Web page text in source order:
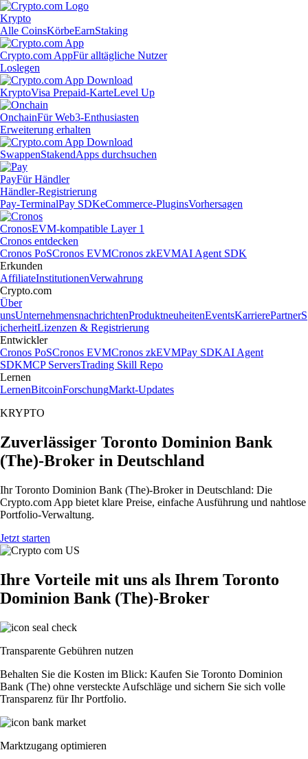
Krypto
Alle CoinsKörbeEarnStaking
Crypto.com AppFür alltägliche Nutzer
Loslegen
KryptoVisa Prepaid-KarteLevel Up
OnchainFür Web3-Enthusiasten
Erweiterung erhalten
SwappenStakendApps durchsuchen
PayFür Händler
Händler-Registrierung
Pay-TerminalPay SDKeCommerce-PluginsVorhersagen
CronosEVM-kompatible Layer 1
Cronos entdecken
Cronos PoSCronos EVMCronos zkEVMAI Agent SDK
Erkunden
AffiliateInstitutionenVerwahrung
Crypto.com
Über
unsUnternehmensnachrichtenProduktneuheitenEventsKarrierePartnerS
icherheitLizenzen & Registrierung
Entwickler
Cronos PoSCronos EVMCronos zkEVMPay SDKAI Agent
SDKMCP ServersTrading Skill Repo
Lernen
LernenBitcoinForschungMarkt-Updates
KRYPTO
Zuverlässiger Toronto Dominion Bank
(The)-Broker in Deutschland
Ihr Toronto Dominion Bank (The)-Broker in Deutschland: Die
Crypto.com App bietet klare Preise, einfache Ausführung und nahtlose
Portfolio-Verwaltung.
Jetzt starten
Ihre Vorteile mit uns als Ihrem Toronto
Dominion Bank (The)-Broker
Transparente Gebühren nutzen
Behalten Sie die Kosten im Blick: Kaufen Sie Toronto Dominion
Bank (The) ohne versteckte Aufschläge und sichern Sie sich volle
Transparenz für Ihr Portfolio.
Marktzugang optimieren